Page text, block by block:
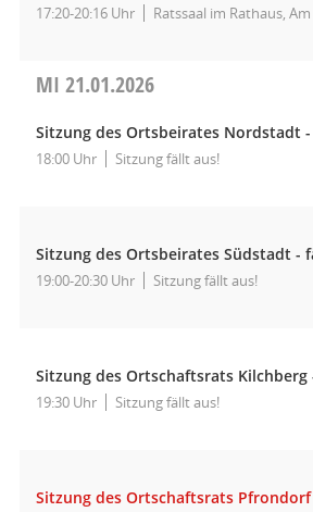
17:20-20:16 Uhr Ratssaal im Rathaus,
MI 21.01.2026
Sitzung des Ortsbeirates Nordstadt
18:00 Uhr Sitzung fällt aus!
Sitzung des Ortsbeirates Südstadt -
19:00-20:30 Uhr Sitzung fällt aus!
Sitzung des Ortschaftsrats Kilchberg
19:30 Uhr Sitzung fällt aus!
Sitzung des Ortschaftsrats Pfrondorf